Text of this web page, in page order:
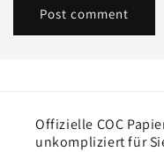
Offizielle COC
unkompliziert für